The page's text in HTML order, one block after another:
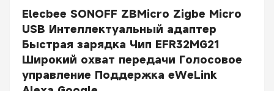
Elecbee SONOFF ZBMicro Zigbe Micro
USB Интеллектуальный адаптер
Быстрая зарядка Чип EFR32MG21
Широкий охват передачи Голосовое
управление Поддержка eWeLink